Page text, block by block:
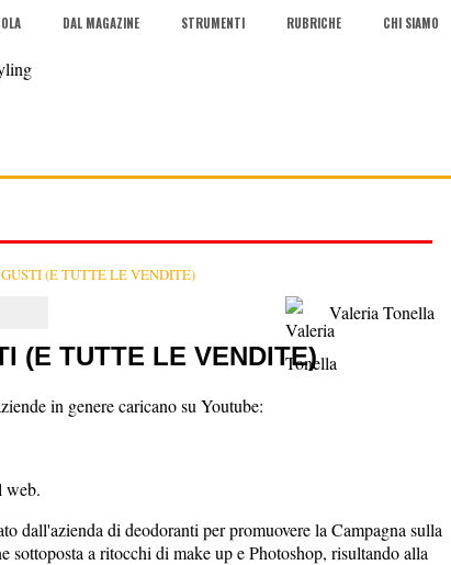
DAL MAGAZINE STRUMENTI RUBRICHE CHI SIAMO
(E TUTTE LE VENDITE)
Valeria Tonella
(E TUTTE LE VENDITE)
in genere caricano su Youtube:
web.
dall'azienda di deodoranti per promuovere la Campagna sulla
sottoposta a ritocchi di make up e Photoshop, risultando alla